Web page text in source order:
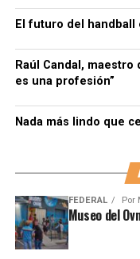
El futuro del handball
Raúl Candal, maestro
es una profesión”
Nada más lindo que
FEDERAL Por
Museo del